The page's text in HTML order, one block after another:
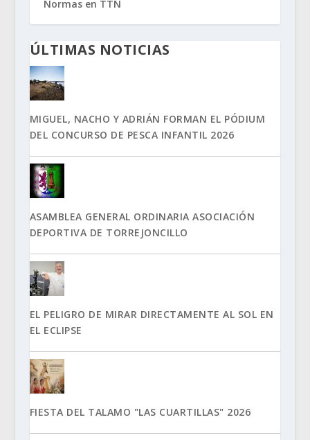
Normas en TTN
ÚLTIMAS NOTICIAS
MIGUEL, NACHO Y ADRIÁN FORMAN EL PÓDIUM
DEL CONCURSO DE PESCA INFANTIL 2026
ASAMBLEA GENERAL ORDINARIA ASOCIACIÓN
DEPORTIVA DE TORREJONCILLO
EL PELIGRO DE MIRAR DIRECTAMENTE AL SOL EN
EL ECLIPSE
FIESTA DEL TALAMO "LAS CUARTILLAS" 2026